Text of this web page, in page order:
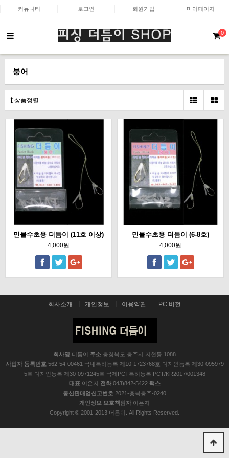
커뮤니티 로그인 회원가입 마이페이지
0
붕어
상품정렬
민물수초용 더듬이 (11호 이상)
4,000원
민물수초용 더듬이 (6-8호)
4,000원
회사소개 개인정보 이용약관 PC 버전
회사명 더듬이 주소 충청북도 충주시 지현동 1088
사업자 등록번호 562-54-00461 국내특허등록 제10-1723768호 디자인등록 제30-095979
5호 디자인등록 제30-0971245호 국제PCT특허등록 PCT/KR2017/001348
대표 이은지 전화043)842-5422 팩스
통신판매업신고번호 2021-충북충주-0240
개인정보 보호책임자 이은지
Copyright © 2001-2013 더듬이. All Rights Reserved.